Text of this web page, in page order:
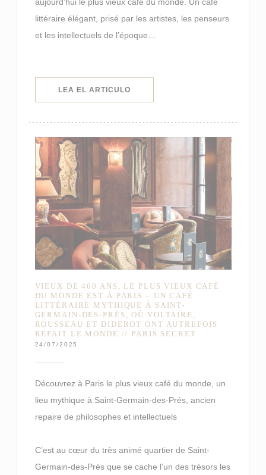
aujourd’hui le plus vieux café du monde. Un café
littéraire élégant, prisé par les artistes, les penseurs
et les intellectuels de l’époque…
LEA EL ARTICULO((ABRE EN UNA NUEVA
VIEUX DE 400 ANS, LE PLUS VIEUX CAFÉ
DU MONDE EST À PARIS – UN CAFÉ
LITTÉRAIRE MYTHIQUE À SAINT-
GERMAIN-DES-PRÈS, OÙ VOLTAIRE,
ROUSSEAU ET DIDEROT ONT AUTREFOIS
REFAIT LE MONDE // PARIS SECRET
24/07/2025
Découvrez à Paris le plus vieux café du monde, un
lieu mythique à Saint-Germain-des-Prés, ancien
repaire de philosophes et intellectuels
C’est au cœur du très animé quartier de Saint-
Germain-des-Prés que se cache l’un des trésors les